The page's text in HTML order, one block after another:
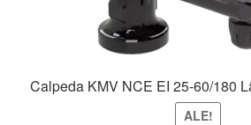
Calpeda KMV NCE EI 25-60/180
ALE!